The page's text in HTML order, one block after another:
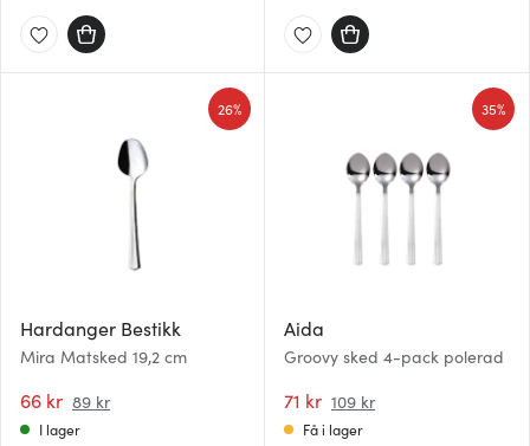
Hardanger Bestikk
Mira Matsked 19,2 cm
66 kr 89 kr
26%
I lager
Aida
Groovy sked 4-pack polerad
71 kr 109 kr
35%
Få i lager